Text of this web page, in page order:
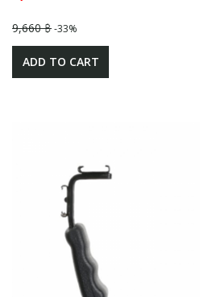
9,660 ฿-33%
ADD TO CART